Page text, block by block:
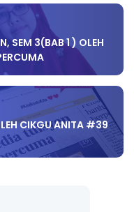
SEM 3(BAB 1 ) OLEH
CIKGU ANITA #39